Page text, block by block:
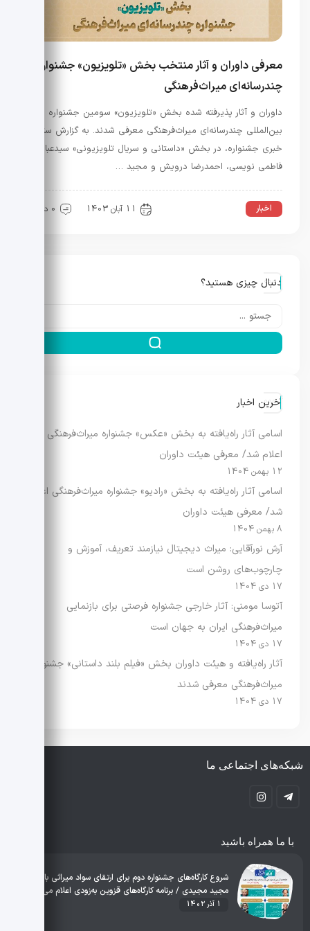
معرفی داوران و آثار منتخب بخش «تلویزیون» جشنواره
چندرسانه‌ای میراث‌فرهنگی
داوران و آثار پذیرفته شده بخش «تلویزیون» سومین جشنواره
بین‌المللی چندرسانه‌ای میراث‌فرهنگی معرفی شدند. به گزارش ستاد
خبری جشنواره، در بخش «داستانی و سریال تلویزیونی» سیدعباس
فاطمی نویسی، احمدرضا درویش و مجید …
اخبار 11 آبان 1403 0 دیدگاه
دنبال چیزی هستید؟
آخرین اخبار
اسامی آثار راه‌یافته به بخش «عکس» جشنواره میراث‌فرهنگی
اعلام شد/ معرفی هیئت داوران
12 بهمن 1404
اسامی آثار راه‌یافته به بخش «رادیو» جشنواره میراث‌فرهنگی اعلام
شد/ معرفی هیئت داوران
8 بهمن 1404
آرش نورآقایی: میراث دیجیتال نیازمند تعریف، آموزش و
چارچوب‌های روشن است
17 دی 1404
آتوسا مومنی: آثار خارجی جشنواره فرصتی برای بازنمایی
میراث‌فرهنگی ایران به جهان است
17 دی 1404
آثار راه‌یافته و هیئت داوران بخش «فیلم بلند داستانی» جشنواره
میراث‌فرهنگی معرفی شدند
17 دی 1404
شبکه‌های اجتماعی ما
با ما همراه باشید
شروع کارگاه‌های جشنواره دوم برای ارتقای سواد میراثی با حضور
مجید مجیدی / برنامه کارگاه‌های قزوین به‌زودی اعلام می‌شود
1 آذر 1402